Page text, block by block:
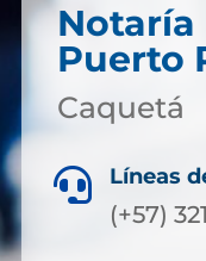
Notaría
Puerto
Caquetá
 Líneas
(+57)